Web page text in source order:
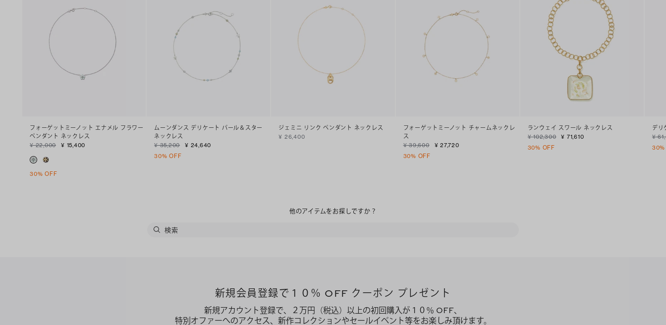
フォーゲットミーノット エナメル フラワー
ペンダント ネックレス
¥ 22,000
¥ 15,400
30% OFF
ムーンダンス デリケート パール＆スター
ネックレス
¥ 35,200
¥ 24,640
30% OFF
ジェミニ リンク ペンダント ネックレス
¥ 26,400
フォーゲットミーノット チャームネックレ
ス
¥ 39,600
¥ 27,720
30% OFF
ランウェイ スワール ネックレス
¥ 102,300
¥ 71,610
30% OFF
デリ
¥
他のアイテムをお探しですか？
新規会員登録で１０％ OFF クーポン プレゼント
新規アカウント登録で、２万円（税込）以上の初回購入が１０％ OFF、
特別オファーへのアクセス、新作コレクションやセールイベント等をお楽しみ頂けます。